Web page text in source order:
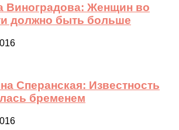
Виноградова: Женщин во
должно быть больше
Сперанская: Известность
бременем